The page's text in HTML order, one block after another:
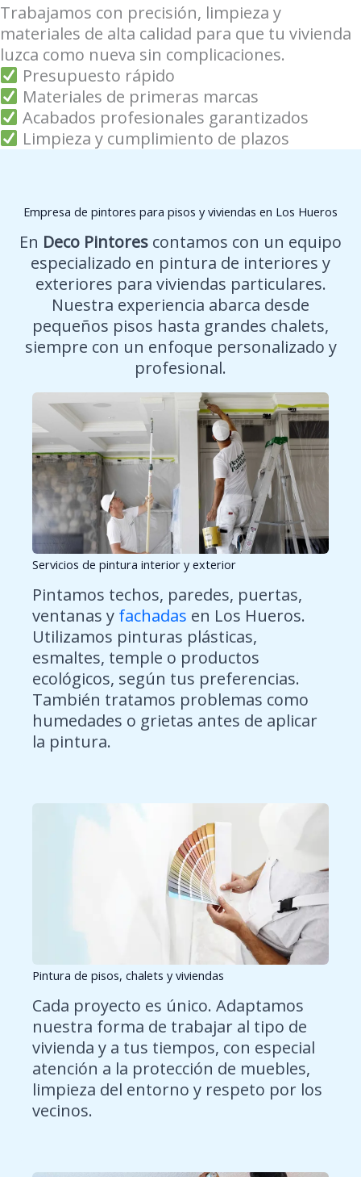
e
Trabajamos con precisión, limpieza y
materiales de alta calidad para que tu vivienda
luzca como nueva sin complicaciones.
Presupuesto rápido
Materiales de primeras marcas
Acabados profesionales garantizados
Limpieza y cumplimiento de plazos
Empresa de pintores para pisos y viviendas en Los Hueros
En Deco Pintores contamos con un equipo
especializado en pintura de interiores y
exteriores para viviendas particulares.
Nuestra experiencia abarca desde
pequeños pisos hasta grandes chalets,
siempre con un enfoque personalizado y
profesional.
Servicios de pintura interior y exterior
Pintamos techos, paredes, puertas,
ventanas y fachadas en Los Hueros.
Utilizamos pinturas plásticas,
esmaltes, temple o productos
ecológicos, según tus preferencias.
También tratamos problemas como
humedades o grietas antes de aplicar
la pintura.
Pintura de pisos, chalets y viviendas
Cada proyecto es único. Adaptamos
nuestra forma de trabajar al tipo de
vivienda y a tus tiempos, con especial
atención a la protección de muebles,
limpieza del entorno y respeto por los
vecinos.